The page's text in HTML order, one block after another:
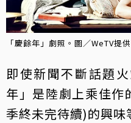
「慶餘年」劇照。圖／WeTV提供
即使新聞不斷話題
年」是陸劇上乘佳作
季終未完待續)的興味